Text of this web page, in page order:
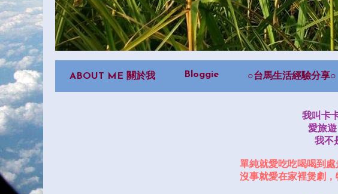
ABOUT ME 關於我 Bloggie ○台馬生活經驗分享○
我叫卡
愛旅
我不
單純就愛吃吃喝喝到處
沒事就愛在家裡煲劇